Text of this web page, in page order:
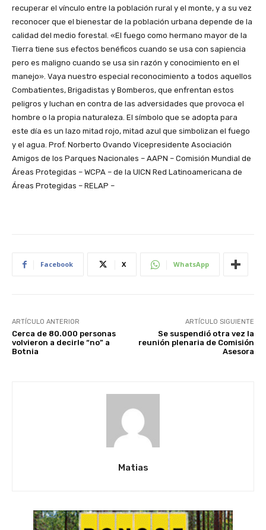
recuperar el vínculo entre la población rural y el monte, y a su vez
reconocer que el bienestar de la población urbana depende de la
calidad del medio forestal. «El fuego como hermano mayor de la
Tierra tiene sus efectos benéficos cuando se usa con sapiencia
pero es maligno cuando se usa sin razón y conocimiento en el
manejo». Vaya nuestro especial reconocimiento a todos aquellos
Combatientes, Brigadistas y Bomberos, que enfrentan estos
peligros y luchan en contra de las adversidades que provoca el
hombre o la propia naturaleza. El símbolo que se adopta para
este día es un lazo mitad rojo, mitad azul que simbolizan el fuego
y el agua. Prof. Norberto Ovando Vicepresidente Asociación
Amigos de los Parques Nacionales – AAPN – Comisión Mundial de
Áreas Protegidas – WCPA – de la UICN Red Latinoamericana de
Áreas Protegidas – RELAP –
Facebook X WhatsApp
ARTÍCULO ANTERIOR
Cerca de 80.000 personas
volvieron a decirle “no” a
Botnia
ARTÍCULO SIGUIENTE
Se suspendió otra vez la
reunión plenaria de Comisión
Asesora
Matias